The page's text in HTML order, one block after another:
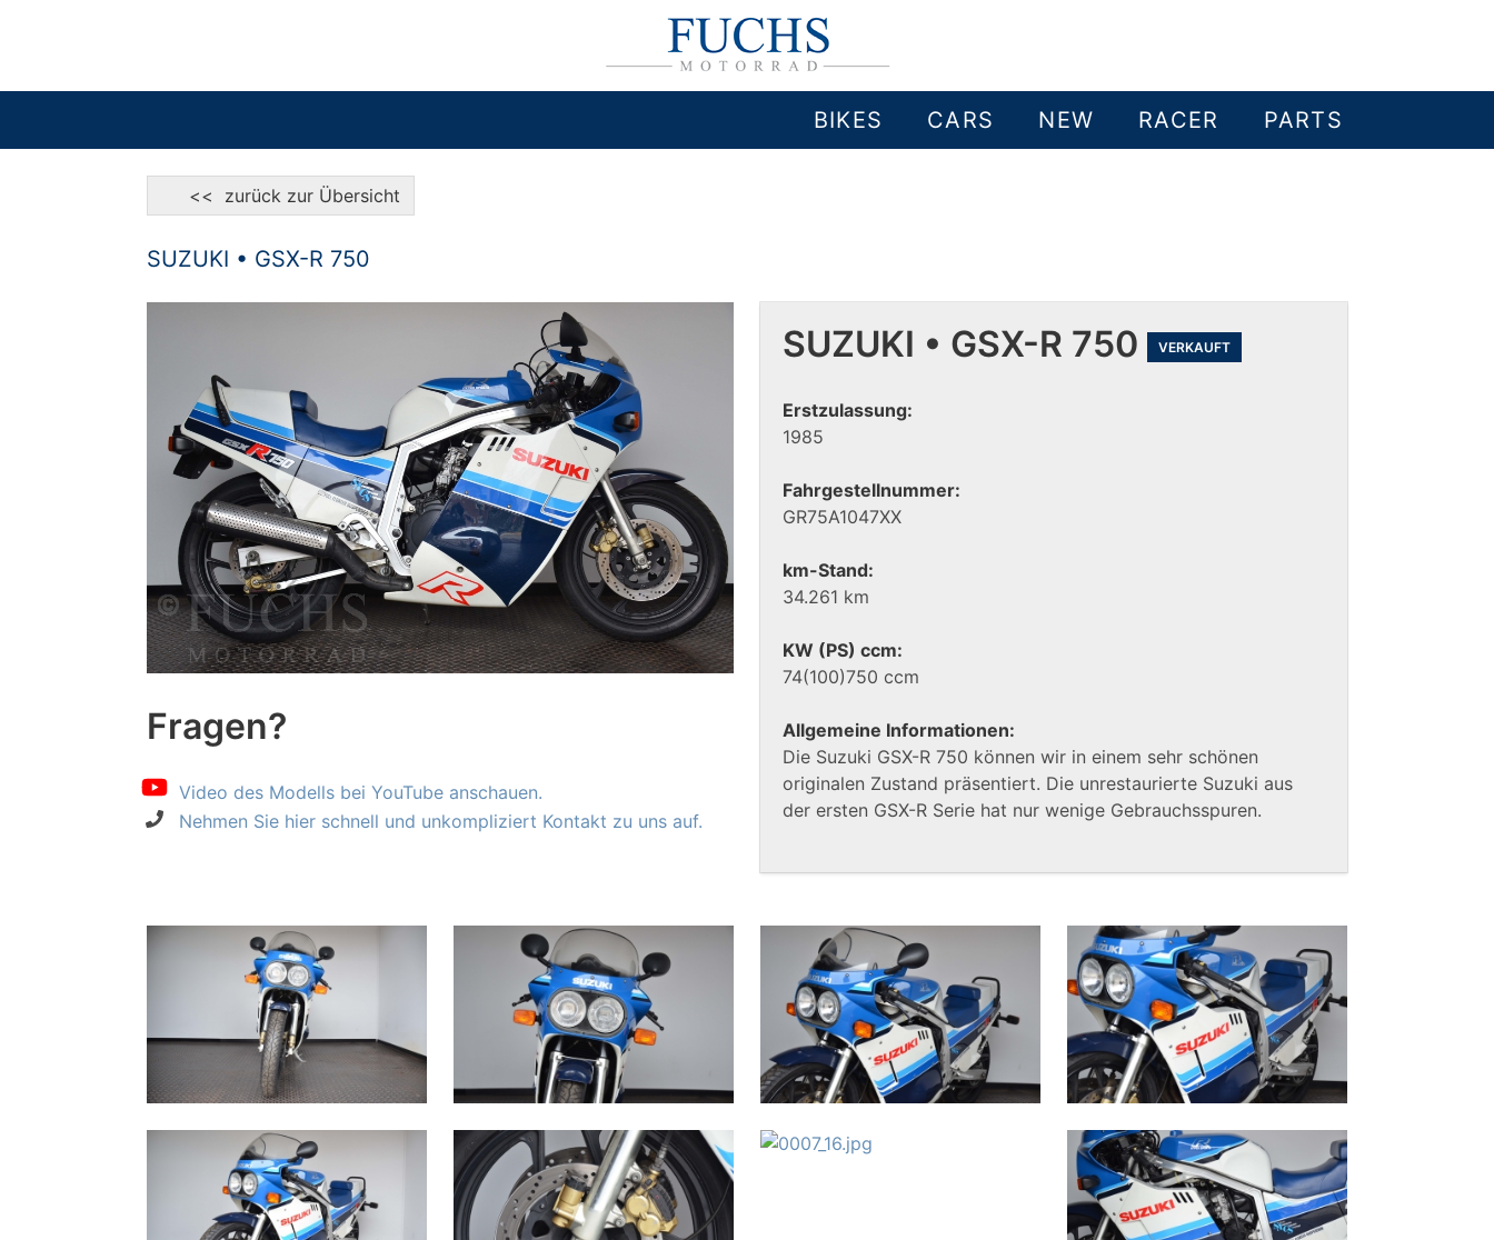
BIKES CARS NEW RACER PARTS
<< zurück zur Übersicht
SUZUKI • GSX-R 750
Fragen?
Video des Modells bei YouTube anschauen.
Nehmen Sie hier schnell und unkompliziert Kontakt zu uns auf.
SUZUKI • GSX-R 750 VERKAUFT
Erstzulassung:
1985
Fahrgestellnummer:
GR75A1047XX
km-Stand:
34.261 km
KW (PS) ccm:
74(100)750 ccm
Allgemeine Informationen:
Die Suzuki GSX-R 750 können wir in einem sehr schönen
originalen Zustand präsentiert. Die unrestaurierte Suzuki aus
der ersten GSX-R Serie hat nur wenige Gebrauchsspuren.